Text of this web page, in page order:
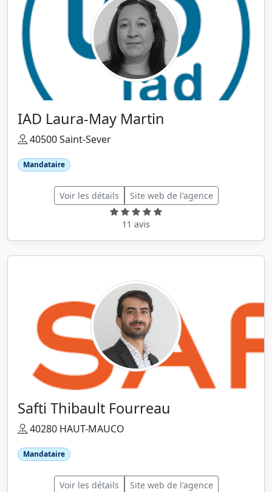
IAD Laura-May Martin
40500 Saint-Sever
Mandataire
Voir les détails Site web de l'agence
11 avis
Safti Thibault Fourreau
40280 HAUT-MAUCO
Mandataire
Voir les détails Site web de l'agence